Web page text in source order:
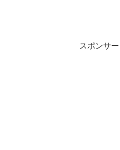
スポンサ